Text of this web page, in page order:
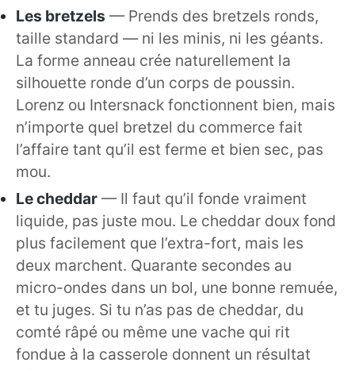
Les bretzels — Prends des bretzels ronds,
taille standard — ni les minis, ni les géants.
La forme anneau crée naturellement la
silhouette ronde d’un corps de poussin.
Lorenz ou Intersnack fonctionnent bien, mais
n’importe quel bretzel du commerce fait
l’affaire tant qu’il est ferme et bien sec, pas
mou.
Le cheddar — Il faut qu’il fonde vraiment
liquide, pas juste mou. Le cheddar doux fond
plus facilement que l’extra-fort, mais les
deux marchent. Quarante secondes au
micro-ondes dans un bol, une bonne remuée,
et tu juges. Si tu n’as pas de cheddar, du
comté râpé ou même une vache qui rit
fondue à la casserole donnent un résultat